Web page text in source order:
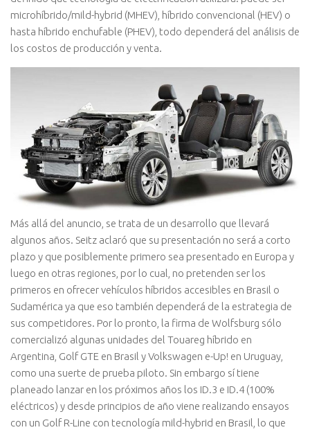
microhíbrido/mild-hybrid (MHEV), híbrido convencional (HEV) o
hasta híbrido enchufable (PHEV), todo dependerá del análisis de
los costos de producción y venta.
Más allá del anuncio, se trata de un desarrollo que llevará
algunos años. Seitz aclaró que su presentación no será a corto
plazo y que posiblemente primero sea presentado en Europa y
luego en otras regiones, por lo cual, no pretenden ser los
primeros en ofrecer vehículos híbridos accesibles en Brasil o
Sudamérica ya que eso también dependerá de la estrategia de
sus competidores. Por lo pronto, la firma de Wolfsburg sólo
comercializó algunas unidades del Touareg híbrido en
Argentina, Golf GTE en Brasil y Volkswagen e-Up! en Uruguay,
como una suerte de prueba piloto. Sin embargo sí tiene
planeado lanzar en los próximos años los ID.3 e ID.4 (100%
eléctricos) y desde principios de año viene realizando ensayos
con un Golf R-Line con tecnología mild-hybrid en Brasil, lo que